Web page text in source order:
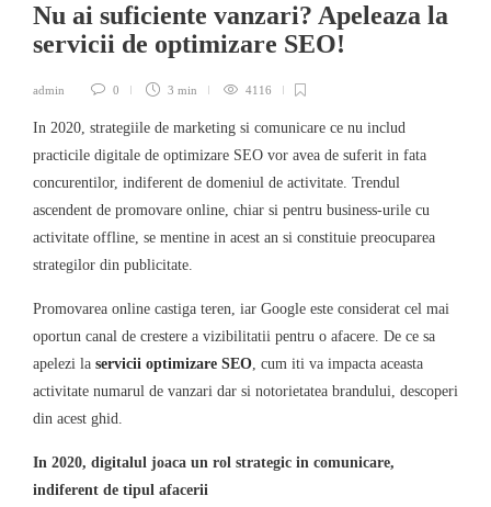
Nu ai suficiente vanzari? Apeleaza la
servicii de optimizare SEO!
admin 0 3 min 4116
In 2020, strategiile de marketing si comunicare ce nu includ
practicile digitale de optimizare SEO vor avea de suferit in fata
concurentilor, indiferent de domeniul de activitate. Trendul
ascendent de promovare online, chiar si pentru business-urile cu
activitate offline, se mentine in acest an si constituie preocuparea
strategilor din publicitate.
Promovarea online castiga teren, iar Google este considerat cel mai
oportun canal de crestere a vizibilitatii pentru o afacere. De ce sa
apelezi la servicii optimizare SEO , cum iti va impacta aceasta
activitate numarul de vanzari dar si notorietatea brandului, descoperi
din acest ghid.
In 2020, digitalul joaca un rol strategic in comunicare,
indiferent de tipul afacerii